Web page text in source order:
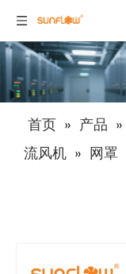
首页 » 产品 »
流风机 » 网罩